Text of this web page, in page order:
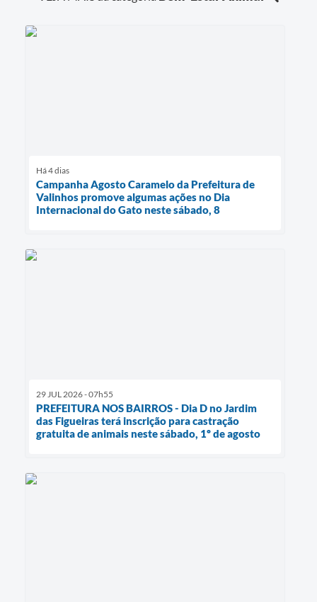
Há 4 dias
Campanha Agosto Caramelo da Prefeitura de
Valinhos promove algumas ações no Dia
Internacional do Gato neste sábado, 8
29 JUL 2026 - 07h55
PREFEITURA NOS BAIRROS - Dia D no Jardim
das Figueiras terá inscrição para castração
gratuita de animais neste sábado, 1º de agosto